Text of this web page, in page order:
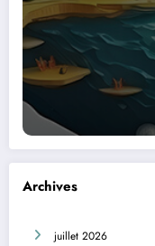
Archives
juillet 2026